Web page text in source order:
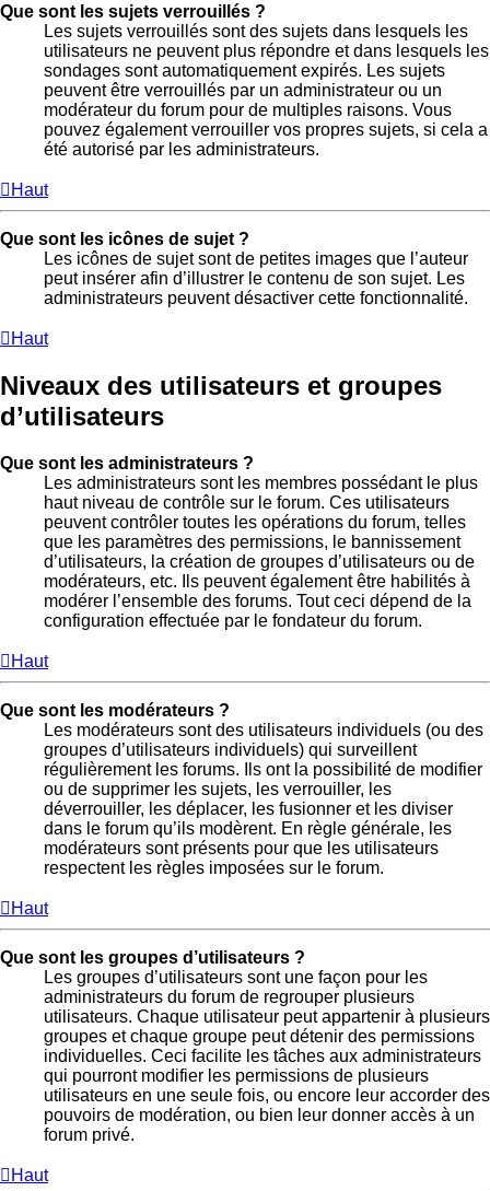
Que sont les sujets verrouillés ?
Les sujets verrouillés sont des sujets dans lesquels les
utilisateurs ne peuvent plus répondre et dans lesquels les
sondages sont automatiquement expirés. Les sujets
peuvent être verrouillés par un administrateur ou un
modérateur du forum pour de multiples raisons. Vous
pouvez également verrouiller vos propres sujets, si cela a
été autorisé par les administrateurs.
Haut
Que sont les icônes de sujet ?
Les icônes de sujet sont de petites images que l’auteur
peut insérer afin d’illustrer le contenu de son sujet. Les
administrateurs peuvent désactiver cette fonctionnalité.
Haut
Niveaux des utilisateurs et groupes
d’utilisateurs
Que sont les administrateurs ?
Les administrateurs sont les membres possédant le plus
haut niveau de contrôle sur le forum. Ces utilisateurs
peuvent contrôler toutes les opérations du forum, telles
que les paramètres des permissions, le bannissement
d’utilisateurs, la création de groupes d’utilisateurs ou de
modérateurs, etc. Ils peuvent également être habilités à
modérer l’ensemble des forums. Tout ceci dépend de la
configuration effectuée par le fondateur du forum.
Haut
Que sont les modérateurs ?
Les modérateurs sont des utilisateurs individuels (ou des
groupes d’utilisateurs individuels) qui surveillent
régulièrement les forums. Ils ont la possibilité de modifier
ou de supprimer les sujets, les verrouiller, les
déverrouiller, les déplacer, les fusionner et les diviser
dans le forum qu’ils modèrent. En règle générale, les
modérateurs sont présents pour que les utilisateurs
respectent les règles imposées sur le forum.
Haut
Que sont les groupes d’utilisateurs ?
Les groupes d’utilisateurs sont une façon pour les
administrateurs du forum de regrouper plusieurs
utilisateurs. Chaque utilisateur peut appartenir à plusieurs
groupes et chaque groupe peut détenir des permissions
individuelles. Ceci facilite les tâches aux administrateurs
qui pourront modifier les permissions de plusieurs
utilisateurs en une seule fois, ou encore leur accorder des
pouvoirs de modération, ou bien leur donner accès à un
forum privé.
Haut